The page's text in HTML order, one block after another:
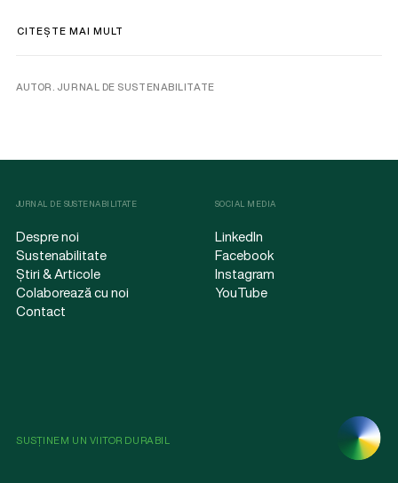
CITEȘTE MAI MULT
AUTOR. JURNAL DE SUSTENABILITATE
JURNAL DE SUSTENABILITATE
Despre noi
Sustenabilitate
Știri & Articole
Colaborează cu noi
Contact
SOCIAL MEDIA
LinkedIn
Facebook
Instagram
YouTube
SUSȚINEM UN VIITOR DURABIL